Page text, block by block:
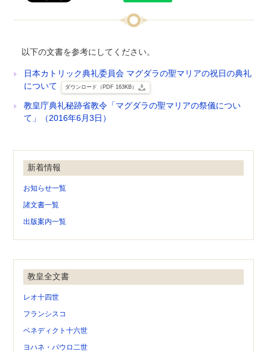
以下の文書を参考にしてください。
日本カトリック典礼委員会 マグダラの聖マリアの祝日の典礼
について
ダウンロード（PDF 163KB）
教皇庁典礼秘跡省教令「マグダラの聖マリアの祭儀につい
て」（2016年6月3日）
新着情報
お知らせ一覧
諸文書一覧
出版案内一覧
教皇全文書
レオ十四世
フランシスコ
ベネディクト十六世
ヨハネ・パウロ二世